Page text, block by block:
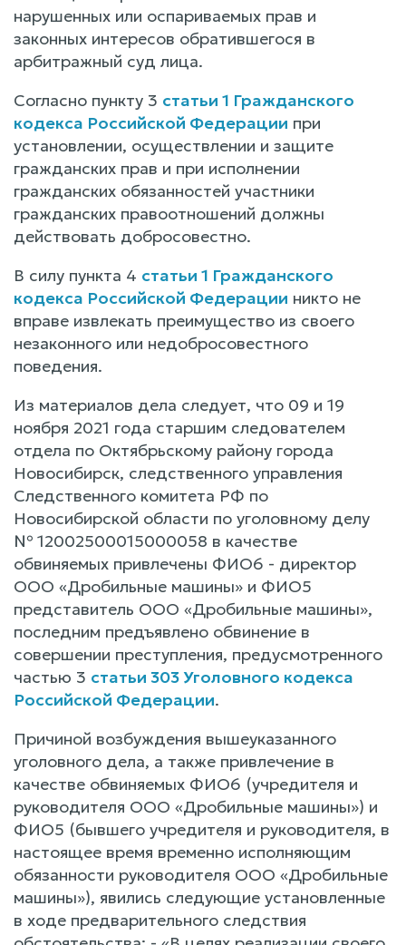
нарушенных или оспариваемых прав и
законных интересов обратившегося в
арбитражный суд лица.
Согласно пункту 3 статьи 1 Гражданского
кодекса Российской Федерации при
установлении, осуществлении и защите
гражданских прав и при исполнении
гражданских обязанностей участники
гражданских правоотношений должны
действовать добросовестно.
В силу пункта 4 статьи 1 Гражданского
кодекса Российской Федерации никто не
вправе извлекать преимущество из своего
незаконного или недобросовестного
поведения.
Из материалов дела следует, что 09 и 19
ноября 2021 года старшим следователем
отдела по Октябрьскому району города
Новосибирск, следственного управления
Следственного комитета РФ по
Новосибирской области по уголовному делу
№ 12002500015000058 в качестве
обвиняемых привлечены ФИО6 - директор
ООО «Дробильные машины» и ФИО5
представитель ООО «Дробильные машины»,
последним предъявлено обвинение в
совершении преступления, предусмотренного
частью 3 статьи 303 Уголовного кодекса
Российской Федерации.
Причиной возбуждения вышеуказанного
уголовного дела, а также привлечение в
качестве обвиняемых ФИО6 (учредителя и
руководителя ООО «Дробильные машины») и
ФИО5 (бывшего учредителя и руководителя, в
настоящее время временно исполняющим
обязанности руководителя ООО «Дробильные
машины»), явились следующие установленные
в ходе предварительного следствия